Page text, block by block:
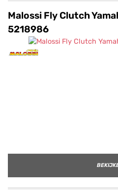
Malossi Fly Clutch
5218986